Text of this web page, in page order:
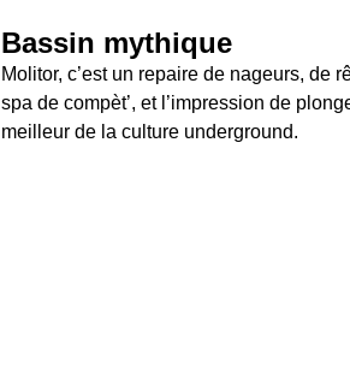
Bassin mythique
Molitor, c’est un repaire de nageurs, de
spa de compèt’, et l’impression de
meilleur de la culture underground.